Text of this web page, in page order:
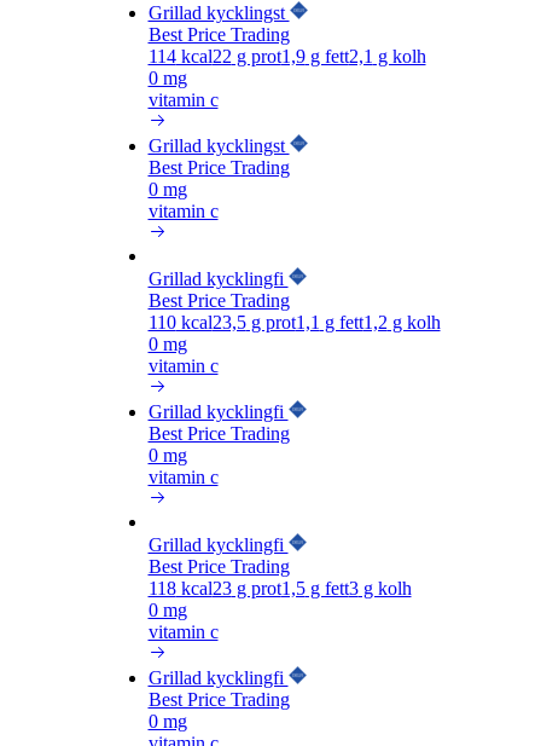
Grillad kycklingst
Best Price Trading
114kcal22 g prot1,9g fett2,1 g kolh
0 mg
vitamin c
Grillad kycklingst
Best Price Trading
0 mg
vitamin c
Grillad kycklingfi
Best Price Trading
110kcal23,5g prot1,1 g fett1,2 g kolh
0 mg
vitamin c
Grillad kycklingfi
Best Price Trading
0 mg
vitamin c
Grillad kycklingfi
Best Price Trading
118kcal23g prot1,5g fett3g kolh
0 mg
vitamin c
Grillad kycklingfi
Best Price Trading
0 mg